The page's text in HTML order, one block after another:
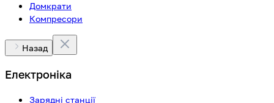
Домкрати
Компресори
Назад
Електроніка
Зарядні станції